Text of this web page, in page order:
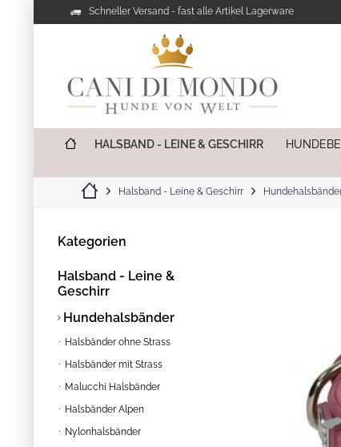
Schneller Versand - fast alle Artikel Lagerware
HALSBAND - LEINE & GESCHIRR
Halsband - Leine & Geschirr
Kategorien
Halsband - Leine &
Geschirr
Hundehalsbänder
Halsbänder ohne Strass
Halsbänder mit Strass
Malucchi Halsbänder
Halsbänder Alpen
Nylonhalsbänder